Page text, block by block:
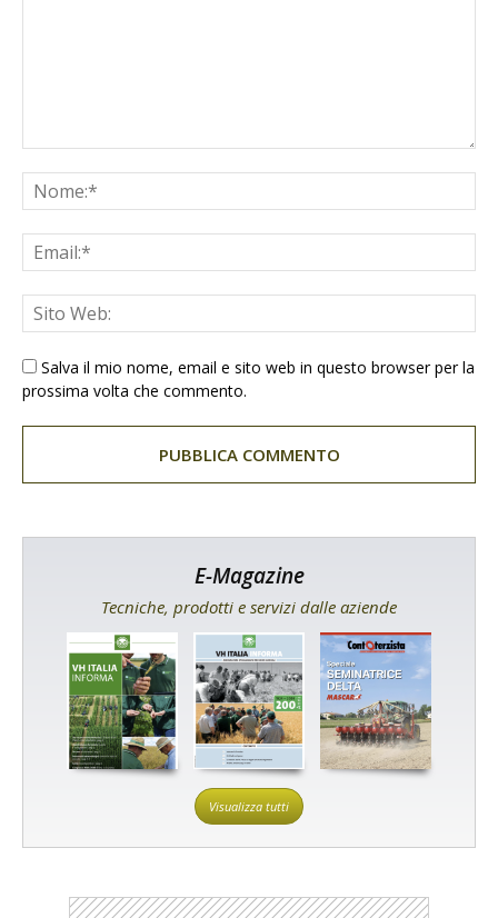
Salva il mio nome, email e sito web in questo browser per la
prossima volta che commento.
E-Magazine
Tecniche, prodotti e servizi dalle aziende
Visualizza tutti